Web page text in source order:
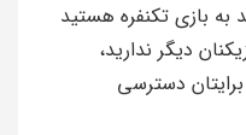
به بازی تکنفره هستید
دیگر ندارید،
دسترسی